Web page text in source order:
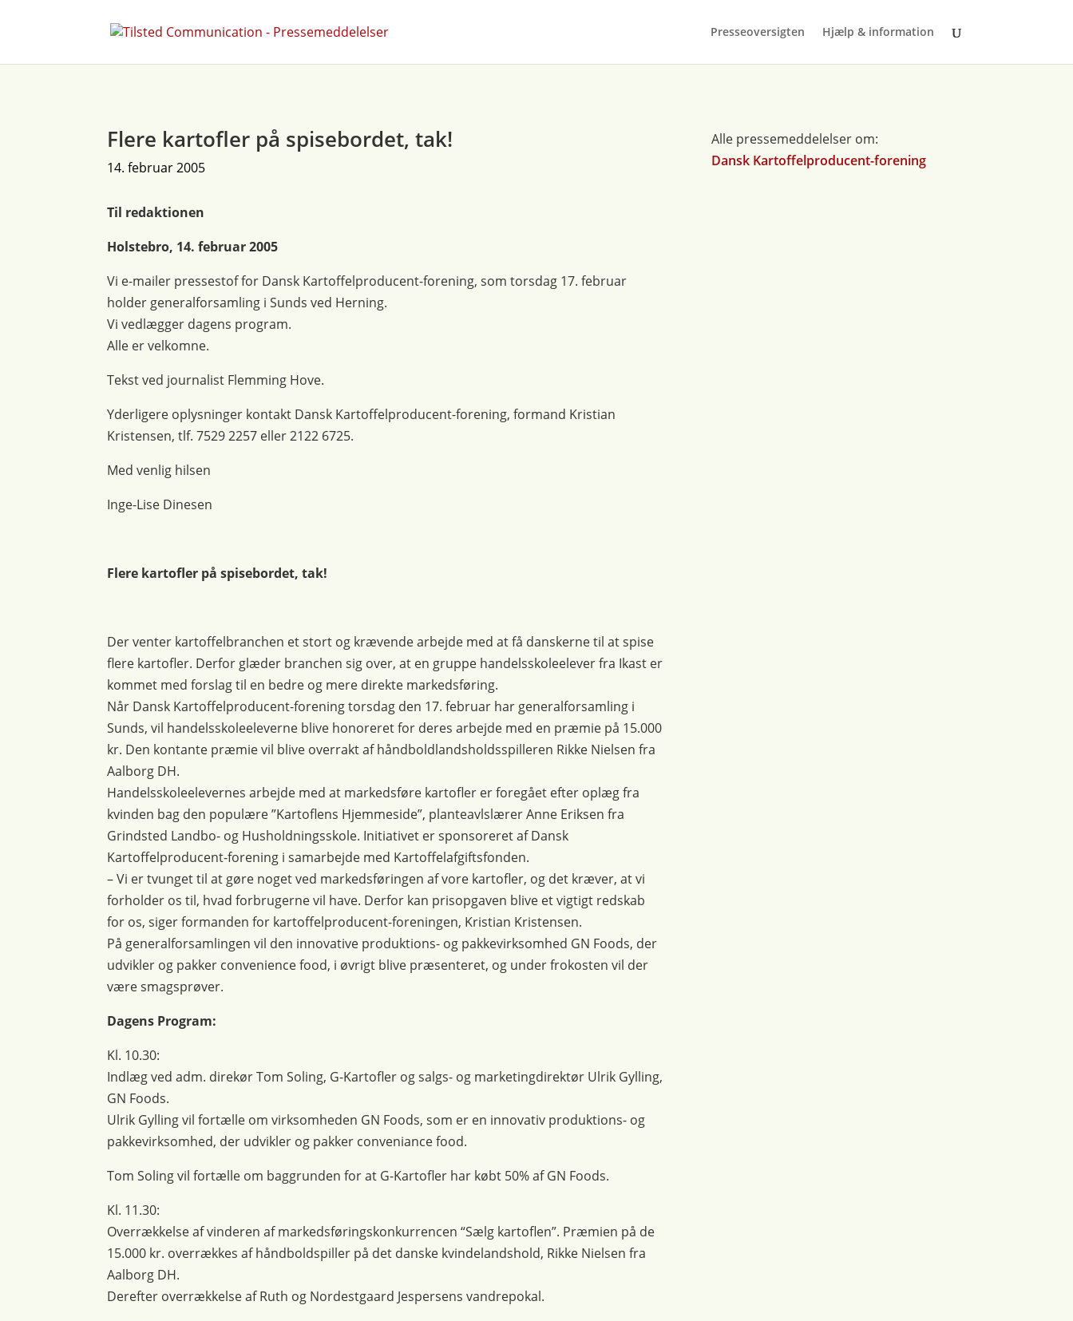
Presseoversigten Hjælp & information
Flere kartofler på spisebordet, tak!
14. februar 2005
Til redaktionen
Holstebro, 14. februar 2005
Vi e-mailer pressestof for Dansk Kartoffelproducent-forening, som torsdag 17. februar
holder generalforsamling i Sunds ved Herning.
Vi vedlægger dagens program.
Alle er velkomne.
Tekst ved journalist Flemming Hove.
Yderligere oplysninger kontakt Dansk Kartoffelproducent-forening, formand Kristian
Kristensen, tlf. 7529 2257 eller 2122 6725.
Med venlig hilsen
Inge-Lise Dinesen
Flere kartofler på spisebordet, tak!
Der venter kartoffelbranchen et stort og krævende arbejde med at få danskerne til at spise
flere kartofler. Derfor glæder branchen sig over, at en gruppe handelsskoleelever fra Ikast er
kommet med forslag til en bedre og mere direkte markedsføring.
Når Dansk Kartoffelproducent-forening torsdag den 17. februar har generalforsamling i
Sunds, vil handelsskoleeleverne blive honoreret for deres arbejde med en præmie på 15.000
kr. Den kontante præmie vil blive overrakt af håndboldlandsholdsspilleren Rikke Nielsen fra
Aalborg DH.
Handelsskoleelevernes arbejde med at markedsføre kartofler er foregået efter oplæg fra
kvinden bag den populære ”Kartoflens Hjemmeside”, planteavlslærer Anne Eriksen fra
Grindsted Landbo- og Husholdningsskole. Initiativet er sponsoreret af Dansk
Kartoffelproducent-forening i samarbejde med Kartoffelafgiftsfonden.
– Vi er tvunget til at gøre noget ved markedsføringen af vore kartofler, og det kræver, at vi
forholder os til, hvad forbrugerne vil have. Derfor kan prisopgaven blive et vigtigt redskab
for os, siger formanden for kartoffelproducent-foreningen, Kristian Kristensen.
På generalforsamlingen vil den innovative produktions- og pakkevirksomhed GN Foods, der
udvikler og pakker convenience food, i øvrigt blive præsenteret, og under frokosten vil der
være smagsprøver.
Dagens Program:
Kl. 10.30:
Indlæg ved adm. direkør Tom Soling, G-Kartofler og salgs- og marketingdirektør Ulrik Gylling,
GN Foods.
Ulrik Gylling vil fortælle om virksomheden GN Foods, som er en innovativ produktions- og
pakkevirksomhed, der udvikler og pakker conveniance food.
Tom Soling vil fortælle om baggrunden for at G-Kartofler har købt 50% af GN Foods.
Kl. 11.30:
Overrækkelse af vinderen af markedsføringskonkurrencen “Sælg kartoflen”. Præmien på de
15.000 kr. overrækkes af håndboldspiller på det danske kvindelandshold, Rikke Nielsen fra
Aalborg DH.
Derefter overrækkelse af Ruth og Nordestgaard Jespersens vandrepokal.
Alle pressemeddelelser om:
Dansk Kartoffelproducent-forening